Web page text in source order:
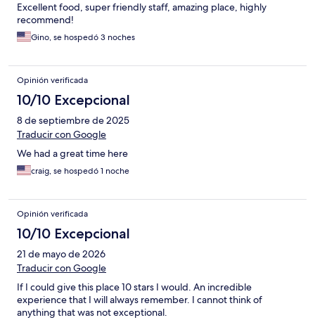
Excellent food, super friendly staff, amazing place, highly
recommend!
Gino, se hospedó 3 noches
Opinión verificada
10/10 Excepcional
8 de septiembre de 2025
Traducir con Google
We had a great time here
craig, se hospedó 1 noche
Opinión verificada
10/10 Excepcional
21 de mayo de 2026
Traducir con Google
If I could give this place 10 stars I would. An incredible
experience that I will always remember. I cannot think of
anything that was not exceptional.